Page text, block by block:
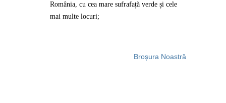
România, cu cea mare sufrafață verde și cele
mai multe locuri;
Broșura Noastră